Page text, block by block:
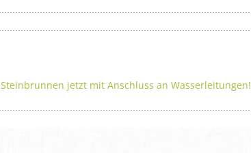
Steinbrunnen jetzt mit Anschluss an Wasserleitungen!